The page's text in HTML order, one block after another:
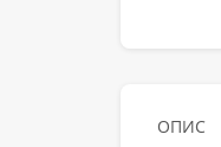
ОПИС